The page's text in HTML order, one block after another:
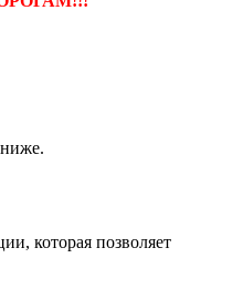
которая позволяет